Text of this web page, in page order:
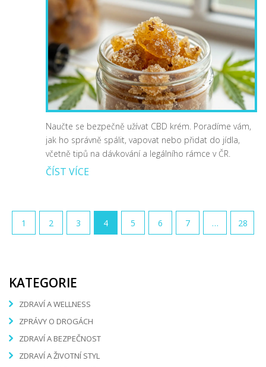
Naučte se bezpečně užívat CBD krém. Poradíme vám,
jak ho správně spálit, vapovat nebo přidat do jídla,
včetně tipů na dávkování a legálního rámce v ČR.
ČÍST VÍCE
1 2 3 4 5 6 7 … 28
KATEGORIE
ZDRAVÍ A WELLNESS
ZPRÁVY O DROGÁCH
ZDRAVÍ A BEZPEČNOST
ZDRAVÍ A ŽIVOTNÍ STYL